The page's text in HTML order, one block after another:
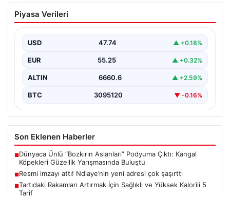
Resmi imzayı attı! Ndiaye’nin yeni
adresi çok şaşırttı
Piyasa Verileri
USD 47.74 ▲ +0.18%
EUR 55.25 ▲ +0.32%
ALTIN 6660.6 ▲ +2.59%
BTC 3095120 ▼ -0.16%
Son Eklenen Haberler
■Dünyaca Ünlü “Bozkırın Aslanları” Podyuma Çıktı: Kangal
Köpekleri Güzellik Yarışmasında Buluştu
■Resmi imzayı attı! Ndiaye’nin yeni adresi çok şaşırttı
■Tartıdaki Rakamları Artırmak İçin Sağlıklı ve Yüksek Kalorili 5
Tarif